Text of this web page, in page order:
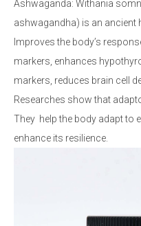
Ashwaganda: Withania
ashwagandha) is an ancient
Improves the body’s
markers, enhances
markers, reduces brain cell
Researches show that
They help the body adapt to
enhance its resilience.